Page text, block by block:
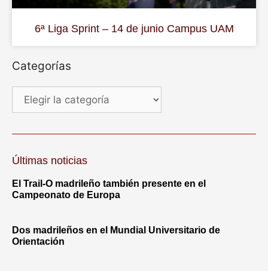
6ª Liga Sprint – 14 de junio Campus UAM
Categorías
Últimas noticias
El Trail-O madrileño también presente en el
Campeonato de Europa
Dos madrileños en el Mundial Universitario de
Orientación